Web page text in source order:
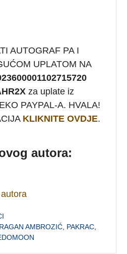
AUTOGRAF PA I
UPLATOM NA
za uplate iz
PAYPAL-A. HVALA!
KLIKNITE OVDJE.
autora:
AMBROZIĆ PAKRAC